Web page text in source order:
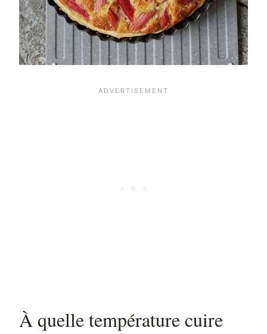
À quelle température cuire